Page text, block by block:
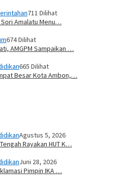
711 Dilihat
Amalatu Menu…
674 Dilihat
AMGPM Sampaikan …
665 Dilihat
Besar Kota Ambon,…
Agustus 5, 2026
Rayakan HUT K…
Juni 28, 2026
Pimpin IKA …